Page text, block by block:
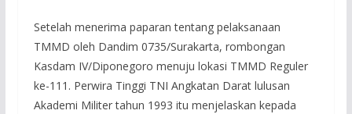
Setelah menerima paparan tentang pelaksanaan
TMMD oleh Dandim 0735/Surakarta, rombongan
Kasdam IV/Diponegoro menuju lokasi TMMD Reguler
ke-111. Perwira Tinggi TNI Angkatan Darat lulusan
Akademi Militer tahun 1993 itu menjelaskan kepada